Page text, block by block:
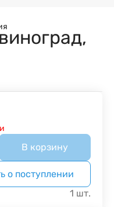
В корзину
о поступлении
1 шт.